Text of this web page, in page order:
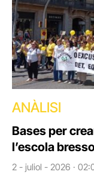
ANÀLISI
Bases per
l’escola
2 - juliol - 2026 ·